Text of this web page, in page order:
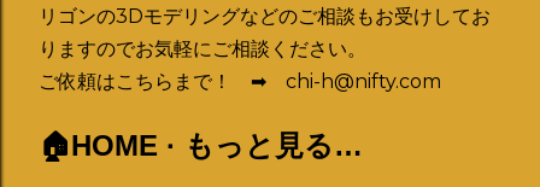
リゴンの3Dモデリングなどのご相談もお受けしてお
りますのでお気軽にご相談ください。
ご依頼はこちらまで！ ➡ chi-h@nifty.com
🏠HOME もっと見る…